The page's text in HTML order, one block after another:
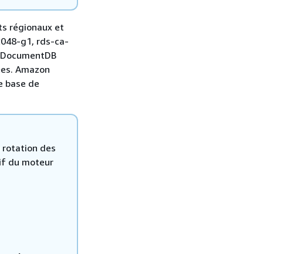
régionaux et
g1, rds-ca-
Amazon
base de
rotation des
du moteur